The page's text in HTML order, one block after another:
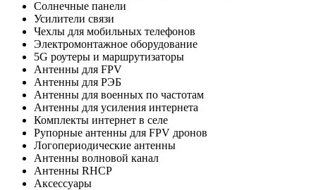
Солнечные панели
Усилители связи
Чехлы для мобильных телефонов
Электромонтажное оборудование
5G роутеры и маршрутизаторы
Антенны для FPV
Антенны для РЭБ
Антенны для военных по частотам
Антенны для усиления интернета
Комплекты интернет в селе
Рупорные антенны для FPV дронов
Логопериодические антенны
Антенны волновой канал
Антенны RHCP
Аксессуары